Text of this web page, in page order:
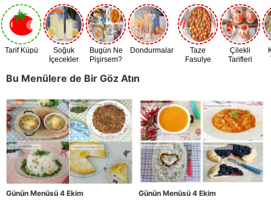
Tarif Küpü
Soğuk
İçecekler
Bugün Ne
Pişirsem?
Dondurmalar
Taze
Fasulye
Çilekli
Tarifleri
Bu Menülere de Bir Göz Atın
Günün Menüsü 4 Ekim Günün Menüsü 4 Ekim